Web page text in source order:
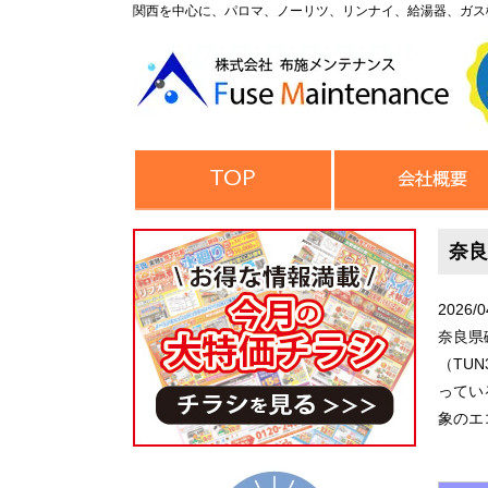
関西を中心に、パロマ、ノーリツ、リンナイ、給湯器、ガ
奈
2026/
奈良県
（
って
象のエ